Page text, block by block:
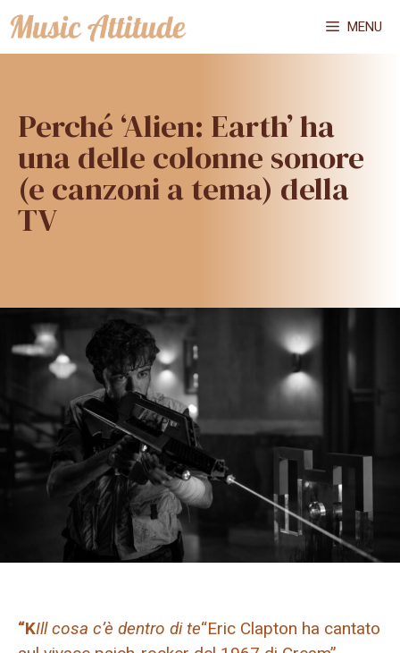
Vai
al
MENU
Perché ‘Alien: Earth’ ha
una delle colonne sonore
(e canzoni a tema) della
TV
“KIll cosa c’è dentro di te“Eric Clapton ha cantato